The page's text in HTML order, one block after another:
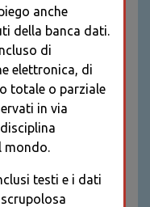
anche
della banca dati.
di
elettronica, di
totale o parziale
in via
mondo.
testi e i dati